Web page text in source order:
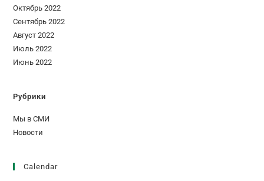
Октябрь 2022
Сентябрь 2022
Август 2022
Июль 2022
Июнь 2022
Рубрики
Мы в СМИ
Новости
Calendar